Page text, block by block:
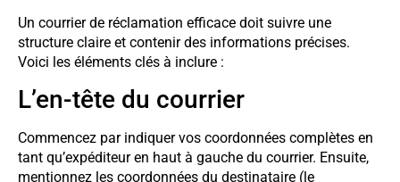
Un courrier de réclamation efficace doit suivre une
structure claire et contenir des informations précises.
Voici les éléments clés à inclure :
L’en-tête du courrier
Commencez par indiquer vos coordonnées complètes en
tant qu’expéditeur en haut à gauche du courrier. Ensuite,
mentionnez les coordonnées du destinataire (le